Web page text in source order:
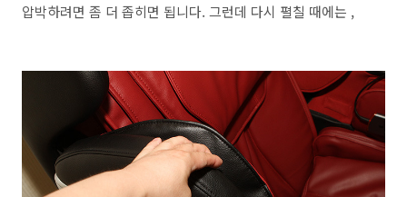
압박하려면 좀 더 좁히면 됩니다. 그런데 다시 펼칠 때에는 ,